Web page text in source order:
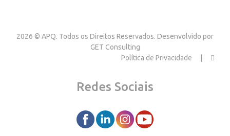
2026 © APQ. Todos os Direitos Reservados. Desenvolvido por
GET Consulting
Política de Privacidade
Redes Sociais